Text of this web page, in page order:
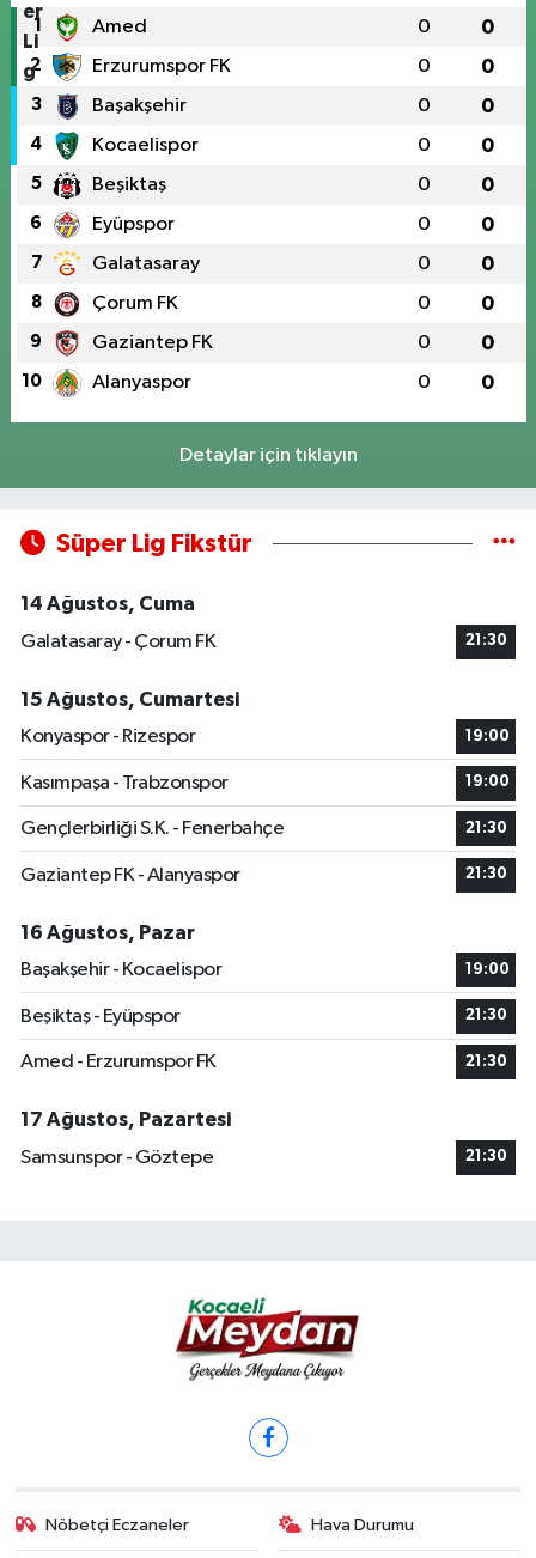
1 Amed 0 0
2 Erzurumspor FK 0 0
3 Başakşehir 0 0
4 Kocaelispor 0 0
5 Beşiktaş 0 0
6 Eyüpspor 0 0
7 Galatasaray 0 0
8 Çorum FK 0 0
9 Gaziantep FK 0 0
10 Alanyaspor 0 0
Detaylar için tıklayın
Süper Lig Fikstür
14 Ağustos, Cuma
Galatasaray - Çorum FK
21:30
15 Ağustos, Cumartesi
Konyaspor - Rizespor
19:00
Kasımpaşa - Trabzonspor 19:00
Gençlerbirliği S.K. - Fenerbahçe 21:30
Gaziantep FK - Alanyaspor 21:30
16 Ağustos, Pazar
Başakşehir - Kocaelispor
19:00
Beşiktaş - Eyüpspor 21:30
Amed - Erzurumspor FK 21:30
17 Ağustos, Pazartesi
Samsunspor - Göztepe
21:30
Nöbetçi Eczaneler Hava Durumu